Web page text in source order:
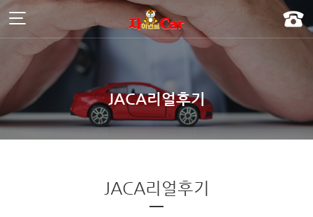
주메뉴 바로가기
컨텐츠 바로가기
JACA리얼후기
JACA리얼후기